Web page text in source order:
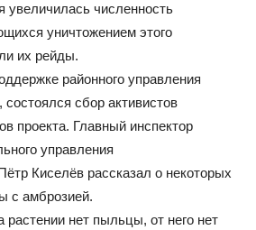
увеличилась численность
уничтожением этого
их рейды.
районного управления
состоялся сбор активистов
проекта. Главный инспектор
управления
Киселёв рассказал о некоторых
с амброзией.
растении нет пыльцы, от него нет